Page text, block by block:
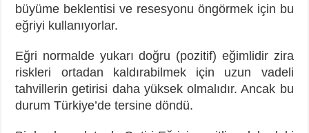
büyüme beklentisi ve resesyonu öngörmek için bu
eğriyi kullanıyorlar.
Eğri normalde yukarı doğru (pozitif) eğimlidir zira
riskleri ortadan kaldırabilmek için uzun vadeli
tahvillerin getirisi daha yüksek olmalıdır. Ancak bu
durum Türkiye’de tersine döndü.